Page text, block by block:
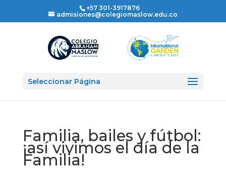
+57 301-3917876
admisiones@colegiomaslow.edu.co
Seleccionar Página
Familia, bailes y fútbol:
¡así vivimos el día de la
Familia!